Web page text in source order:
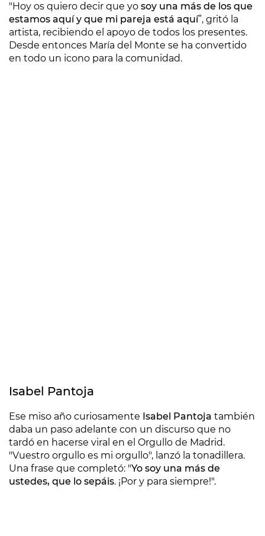
"Hoy os quiero decir que yo soy una más de los que
estamos aquí y que mi pareja está aquí”, gritó la
artista, recibiendo el apoyo de todos los presentes.
Desde entonces María del Monte se ha convertido
en todo un icono para la comunidad.
Isabel Pantoja
Ese miso año curiosamente Isabel Pantoja también
daba un paso adelante con un discurso que no
tardó en hacerse viral en el Orgullo de Madrid.
"Vuestro orgullo es mi orgullo", lanzó la tonadillera.
Una frase que completó: "Yo soy una más de
ustedes, que lo sepáis. ¡Por y para siempre!".